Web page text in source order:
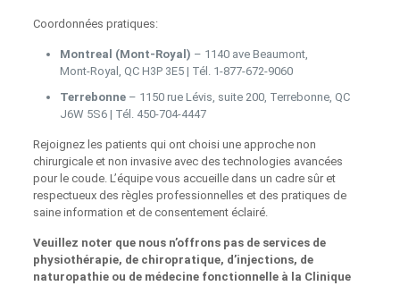
Coordonnées pratiques:
Montreal (Mont‑Royal) – 1140 ave Beaumont,
Mont‑Royal, QC H3P 3E5 | Tél. 1‑877‑672‑9060
Terrebonne– 1150 rue Lévis, suite 200, Terrebonne, QC
J6W 5S6 | Tél. 450‑704‑4447
Rejoignez les patients qui ont choisi une approche non
chirurgicale et non invasive avec des technologies avancées
pour le coude. L’équipe vous accueille dans un cadre sûr et
respectueux des règles professionnelles et des pratiques de
saine information et de consentement éclairé.
Veuillez noter que nous n’offrons pas de services de
physiothérapie, de chiropratique, d’injections, de
naturopathie ou de médecine fonctionnelle à la Clinique